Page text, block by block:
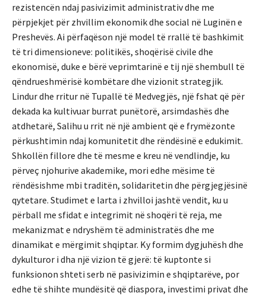
rezistencën ndaj pasivizimit administrativ dhe me
përpjekjet për zhvillim ekonomik dhe social në Luginën e
Preshevës. Ai përfaqëson një model të rrallë të bashkimit
të tri dimensioneve: politikës, shoqërisë civile dhe
ekonomisë, duke e bërë veprimtarinë e tij një shembull të
qëndrueshmërisë kombëtare dhe vizionit strategjik.
Lindur dhe rritur në Tupallë të Medvegjës, një fshat që për
dekada ka kultivuar burrat punëtorë, arsimdashës dhe
atdhetarë, Salihu u rrit në një ambient që e frymëzonte
përkushtimin ndaj komunitetit dhe rëndësinë e edukimit.
Shkollën fillore dhe të mesme e kreu në vendlindje, ku
përveç njohurive akademike, mori edhe mësime të
rëndësishme mbi traditën, solidaritetin dhe përgjegjësinë
qytetare. Studimet e larta i zhvilloi jashtë vendit, ku u
përball me sfidat e integrimit në shoqëri të reja, me
mekanizmat e ndryshëm të administratës dhe me
dinamikat e mërgimit shqiptar. Ky formim dygjuhësh dhe
dykulturor i dha një vizion të gjerë: të kuptonte si
funksionon shteti serb në pasivizimin e shqiptarëve, por
edhe të shihte mundësitë që diaspora, investimi privat dhe